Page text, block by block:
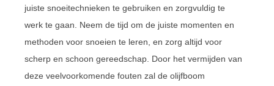
juiste snoeitechnieken te gebruiken en zorgvuldig te
werk te gaan. Neem de tijd om de juiste momenten en
methoden voor snoeien te leren, en zorg altijd voor
scherp en schoon gereedschap. Door het vermijden van
deze veelvoorkomende fouten zal de olijfboom